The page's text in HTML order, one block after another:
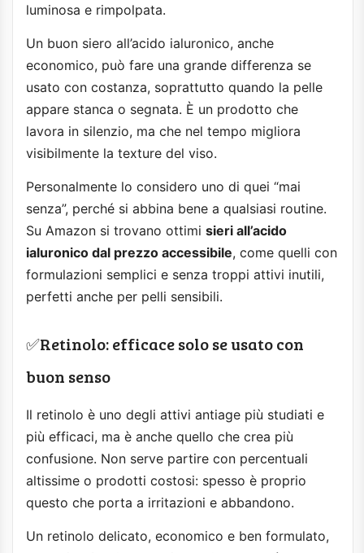
luminosa e rimpolpata.
Un buon siero all’acido ialuronico, anche
economico, può fare una grande differenza se
usato con costanza, soprattutto quando la pelle
appare stanca o segnata. È un prodotto che
lavora in silenzio, ma che nel tempo migliora
visibilmente la texture del viso.
Personalmente lo considero uno di quei “mai
senza”, perché si abbina bene a qualsiasi routine.
Su Amazon si trovano ottimi sieri all’acido
ialuronico dal prezzo accessibile, come quelli con
formulazioni semplici e senza troppi attivi inutili,
perfetti anche per pelli sensibili.
✅Retinolo: efficace solo se usato con
buon senso
Il retinolo è uno degli attivi antiage più studiati e
più efficaci, ma è anche quello che crea più
confusione. Non serve partire con percentuali
altissime o prodotti costosi: spesso è proprio
questo che porta a irritazioni e abbandono.
Un retinolo delicato, economico e ben formulato,